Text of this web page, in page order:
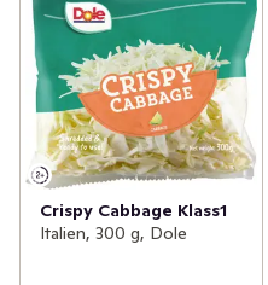
Crispy Cabbage Klass1
Italien, 300 g, Dole